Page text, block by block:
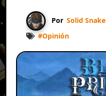
Por Solid Snake
#Opinión